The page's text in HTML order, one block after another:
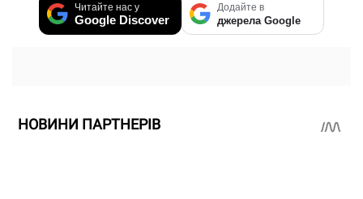
Читайте нас у
Google Discover
Додайте в
джерела Google
НОВИНИ ПАРТНЕРІВ